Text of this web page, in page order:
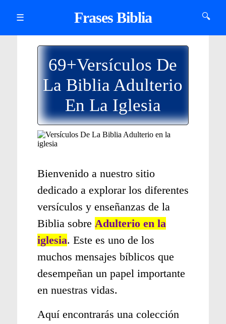
☰ Frases Biblia 🔍
69+Versículos De
La Biblia Adulterio
En La Iglesia
Bienvenido a nuestro sitio
dedicado a explorar los diferentes
versículos y enseñanzas de la
Biblia sobre Adulterio en la
iglesia. Este es uno de los
muchos mensajes bíblicos que
desempeñan un papel importante
en nuestras vidas.
Aquí encontrarás una colección